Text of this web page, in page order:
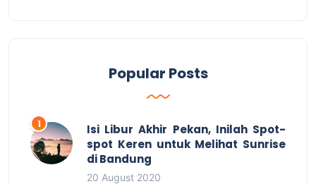
Popular Posts
Isi Libur Akhir Pekan, Inilah Spot-
spot Keren untuk Melihat Sunrise
di Bandung
20 August 2020